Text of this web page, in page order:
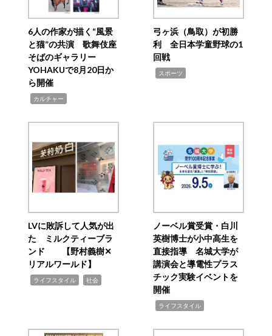
6人の作家が描く“風景
と猫”の共演 歌舞伎座
そばのギャラリー
YOHAKUで8月20日か
ら開催
カルチャー
弓ヶ浜（鳥取）が初勝
利 全日本学童野球の1
回戦
スポーツ
LVに敗訴して人気が出
た ミルクティーブラ
ンド 【野村義樹✕
リアルワールド】
ライフスタイル 社会
ノーベル賞受賞・白川
英樹博士が小中高生を
直接指導 名城大学が
講演会と導電性プラス
チック実験イベントを
開催
ライフスタイル